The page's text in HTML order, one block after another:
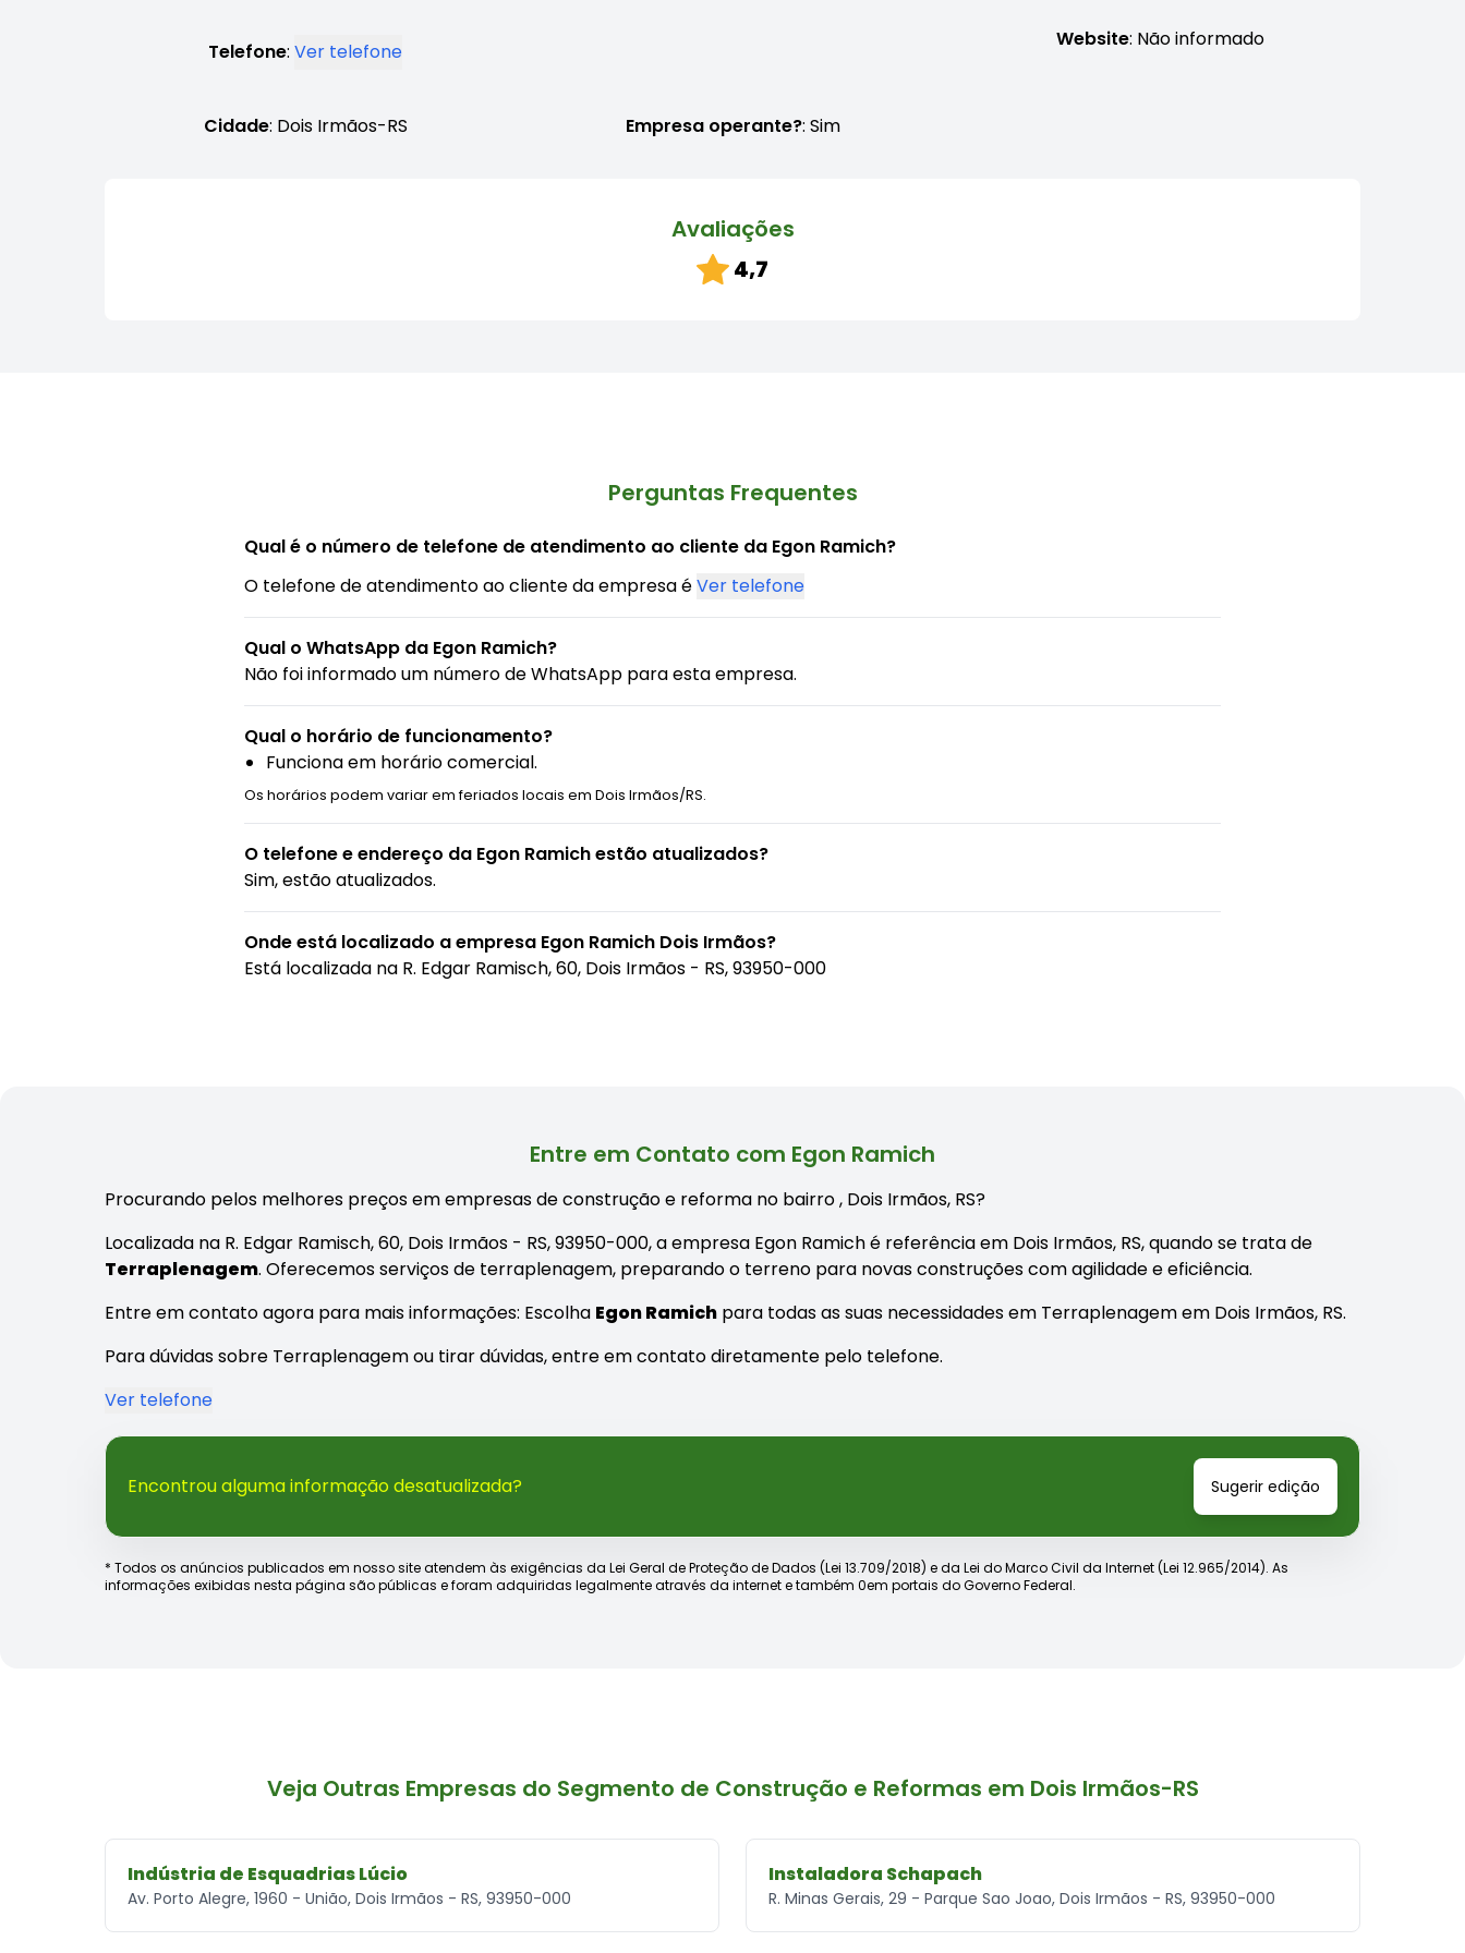
Telefone: Ver telefone
Website: Não informado
Cidade: Dois Irmãos-RS Empresa operante?: Sim
Avaliações
4,7
Perguntas Frequentes
Qual é o número de telefone de atendimento ao cliente da Egon Ramich?
O telefone de atendimento ao cliente da empresa éVer telefone
Qual o WhatsApp da Egon Ramich?
Não foi informado um número de WhatsApp para esta empresa.
Qual o horário de funcionamento?
Funciona em horário comercial.
Os horários podem variar em feriados locais em Dois Irmãos/RS.
O telefone e endereço da Egon Ramich estão atualizados?
Sim, estão atualizados.
Onde está localizado a empresa Egon Ramich Dois Irmãos?
Está localizada na R. Edgar Ramisch, 60, Dois Irmãos - RS, 93950-000
Entre em Contato com Egon Ramich
Procurando pelos melhores preços em empresas de construção e reforma no bairro, Dois Irmãos, RS?
Localizada na R. Edgar Ramisch, 60, Dois Irmãos - RS, 93950-000, a empresa Egon Ramich é referência em Dois Irmãos, RS, quando se trata de
Terraplenagem. Oferecemos serviços de terraplenagem, preparando o terreno para novas construções com agilidade e eficiência.
Entre em contato agora para mais informações: Escolha Egon Ramich para todas as suas necessidades em Terraplenagem em Dois Irmãos, RS.
Para dúvidas sobre Terraplenagem ou tirar dúvidas, entre em contato diretamente pelo telefone.
Ver telefone
Encontrou alguma informação desatualizada? Sugerir edição
* Todos os anúncios publicados em nosso site atendem às exigências da Lei Geral de Proteção de Dados (Lei 13.709/2018) e da Lei do Marco Civil da Internet (Lei 12.965/2014). As
informações exibidas nesta página são públicas e foram adquiridas legalmente através da internet e também 0em portais do Governo Federal.
Veja Outras Empresas do Segmento de Construção e Reformas em Dois Irmãos-RS
Indústria de Esquadrias Lúcio
Av. Porto Alegre, 1960 - União, Dois Irmãos - RS, 93950-000
Instaladora Schapach
R. Minas Gerais, 29 - Parque Sao Joao, Dois Irmãos - RS, 93950-000